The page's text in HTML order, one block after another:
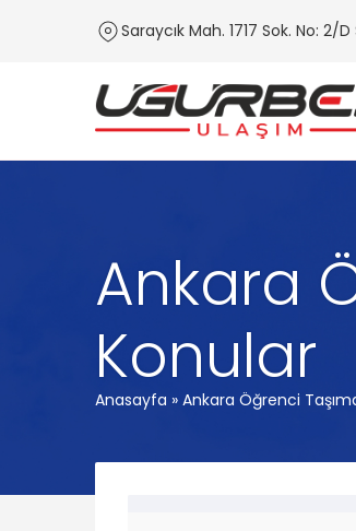
Saraycık Mah. 1717 Sok. No: 2/
Ankara
Konular
Anasayfa » Ankara Öğrenci